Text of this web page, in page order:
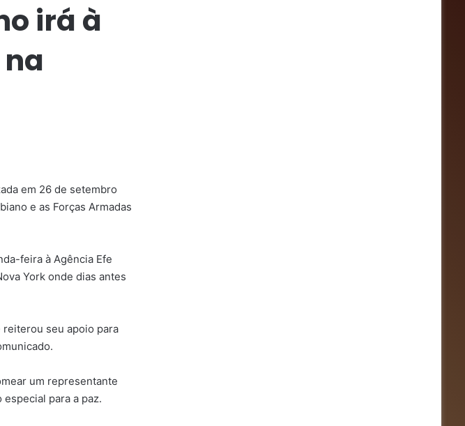
irá à
em 26 de setembro
e as Forças Armadas
feira à Agência Efe
York onde dias antes
reiterou seu apoio para
um representante
para a paz.